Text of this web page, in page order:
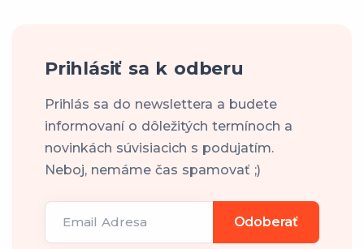
Prihlásiť sa k odberu
Prihlás sa do newslettera a budete
informovaní o dôležitých termínoch a
novinkách súvisiacich s podujatím.
Neboj, nemáme čas spamovať ;)
Email Adresa Odoberať